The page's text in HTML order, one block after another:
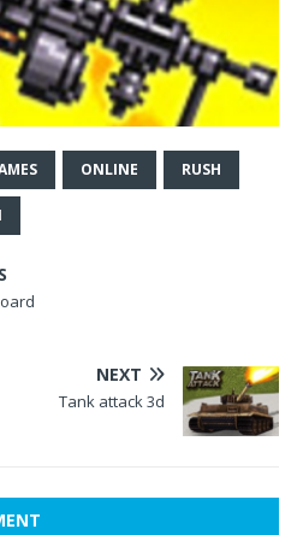
ONLINE RUSH
NEXT
Tank attack 3d